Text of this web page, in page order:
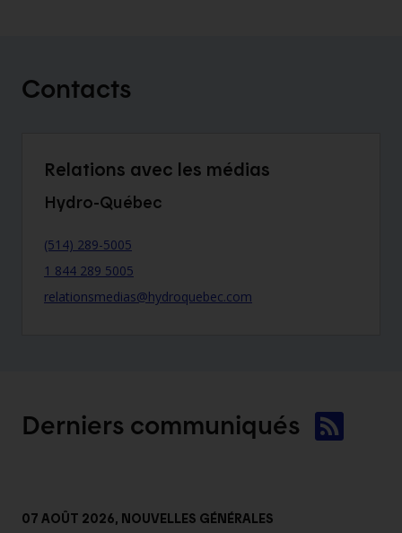
Contacts
Relations avec les médias
Hydro-Québec
(514) 289-5005
1 844 289 5005
relationsmedias@hydroquebec.com
Derniers communiqués
07 AOÛT 2026, NOUVELLES GÉNÉRALES